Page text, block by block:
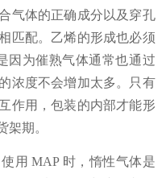
气体的正确成分以及穿孔
匹配。乙烯的形成也必须
因为催熟气体通常也通过
浓度不会增加太多。只有
作用，包装的内部才能形
架期。
用 MAP 时，惰性气体是